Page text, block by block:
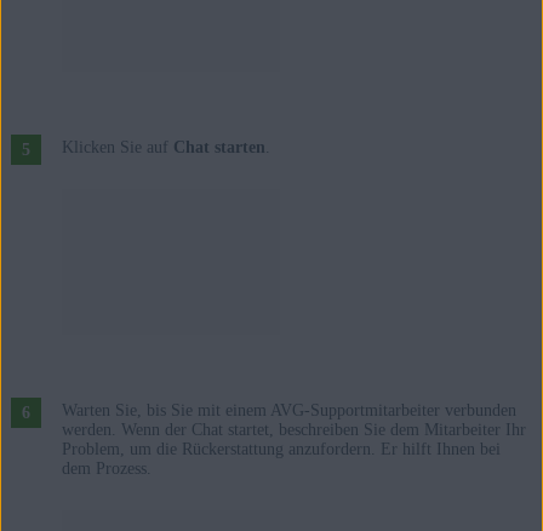
Klicken Sie auf Chat starten.
Warten Sie, bis Sie mit einem AVG-Supportmitarbeiter verbunden
werden. Wenn der Chat startet, beschreiben Sie dem Mitarbeiter Ihr
Problem, um die Rückerstattung anzufordern. Er hilft Ihnen bei
dem Prozess.